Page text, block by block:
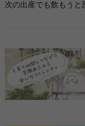
次の出産でも飲もうと